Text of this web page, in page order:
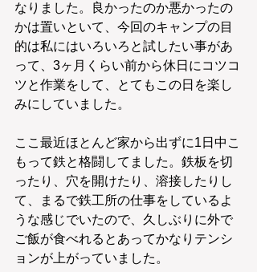
なりました。良かったのか悪かったの
かは置いといて、今回のキャンプの目
的は私にはいろいろと試したい事があ
って、3ヶ月くらい前から休日にコツコ
ツと作業をして、とてもこの日を楽し
みにしていました。
ここ最近ほとんど家から出ずに1日中こ
もって鉄と格闘してました。鉄板を切
ったり、穴を開けたり、溶接したりし
て、まるで鉄工所の仕事をしているよ
うな感じでいたので、久しぶりに外で
ご飯が食べれるとあってかなりテンシ
ョンが上がっていました。